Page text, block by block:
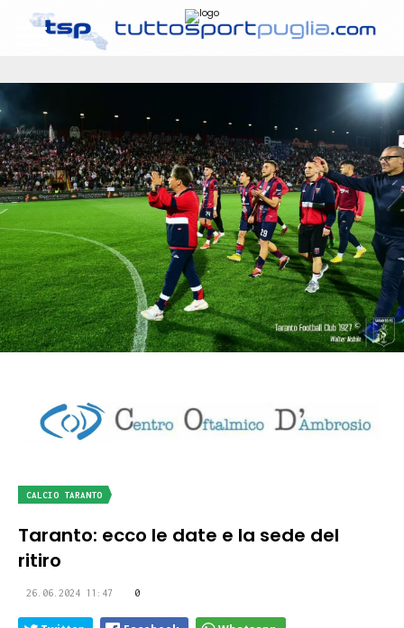
CALCIO TARANTO
Taranto: ecco le date e la sede del
ritiro
26.06.2024 11:47 0